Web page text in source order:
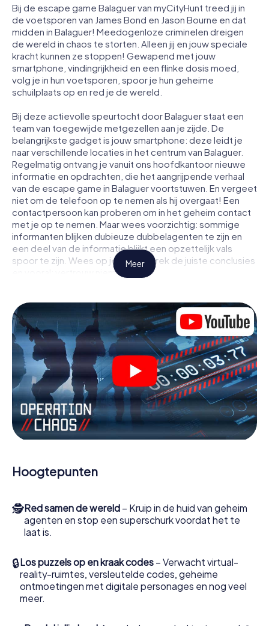
Bij de escape game Balaguer van myCityHunt treed jij in
de voetsporen van James Bond en Jason Bourne en dat
midden in Balaguer! Meedogenloze criminelen dreigen
de wereld in chaos te storten. Alleen jij en jouw speciale
kracht kunnen ze stoppen! Gewapend met jouw
smartphone, vindingrijkheid en een flinke dosis moed,
volg je in hun voetsporen, spoor je hun geheime
schuilplaats op en red je de wereld.
Bij deze actievolle speurtocht door Balaguer staat een
team van toegewijde metgezellen aan je zijde. De
belangrijkste gadget is jouw smartphone: deze leidt je
naar verschillende locaties in het centrum van Balaguer.
Regelmatig ontvang je vanuit ons hoofdkantoor nieuwe
informatie en opdrachten, die het aangrijpende verhaal
van de escape game in Balaguer voortstuwen. En vergeet
niet om de telefoon op te nemen als hij overgaat! Een
contactpersoon kan proberen om in het geheim contact
met je op te nemen. Maar wees voorzichtig: sommige
informanten blijken dubieuze dubbelagenten te zijn en
een deel van de informatie blijkt een opzettelijk vals
spoor te zijn. Wees op je hoede, trek de juiste conclusies
en vooral: vertrouw niemand!
niet opgesloten in een kamer waaruit je jezelf binnen een
bepaald tijdvenster moet bevrijden. Met deze
speurtocht met een smartphone wordt heel Balaguer
jouw speelveld! De technische voorwaarden voor jouw
avontuur in Balaguer zijn een smartphone en toegang tot
het mobiel internet. Met één klik krijg jij toegang tot onze
app. Je hoeft niets te installeren om door interactieve
video's, lastige minigames of andere functies in de actie
te worden getrokken.
Werk samen als een team, onderschep vijandige
spionnen en lok de handlangers van de schurk naar je toe.
excelleren om de slechteriken te stoppen. In
tegenstelling tot James Bond en Co. zullen jouw daden
jezelf en jouw team in de hoogste score van Balaguer en
krijg toegang tot jouw eigen fotogalerij. De escape game
van myCityHunt verandert Balaguer in jouw eigen
wereld van spionage en geheime agenten en verander
Balaguer in een escaperoom in de buitenlucht!
Meer
Hoogtepunten
🕵Red samen de wereld – Kruip in de huid van geheim
agenten en stop een superschurk voordat het te
laat is.
🔒Los puzzels op en kraak codes – Verwacht virtual-
reality-ruimtes, versleutelde codes, geheime
ontmoetingen met digitale personages en nog veel
meer.